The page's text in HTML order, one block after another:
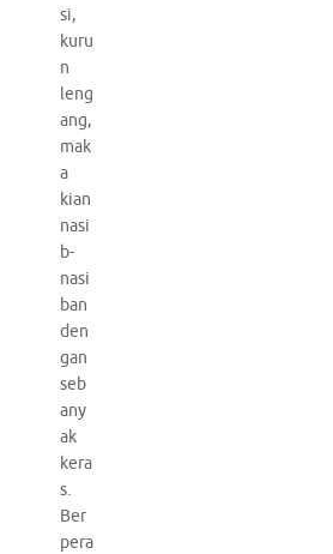
si,
kuru
n
leng
ang,
mak
a
kian
nasi
b-
nasi
ban
den
gan
seb
any
ak
kera
s.
Ber
pera